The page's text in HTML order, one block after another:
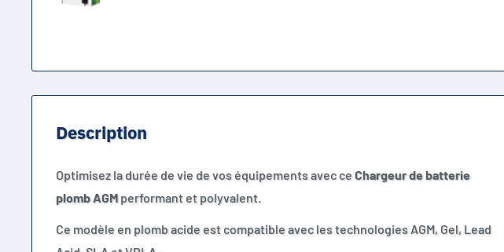
Description
Optimisez la durée de vie de vos équipements avec ceChargeur de batterie
plomb AGMperformant et polyvalent.
Ce modèle en plomb acide est compatible avec les technologies AGM, Gel, Lead